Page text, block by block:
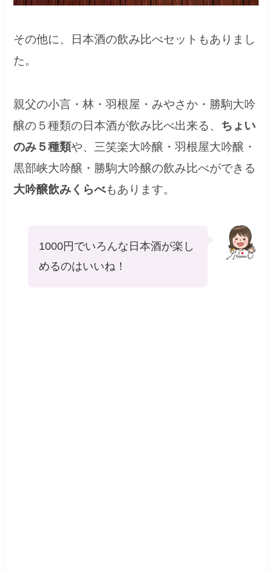
その他に、日本酒の飲み比べセットもありまし
た。
親父の小言・林・羽根屋・みやさか・勝駒大吟
醸の５種類の日本酒が飲み比べ出来る、 ちょい
のみ５種類や、三笑楽大吟醸・羽根屋大吟醸・
黒部峡大吟醸・勝駒大吟醸の飲み比べができる
大吟醸飲みくらべもあります。
1000円でいろんな日本酒が楽し
めるのはいいね！